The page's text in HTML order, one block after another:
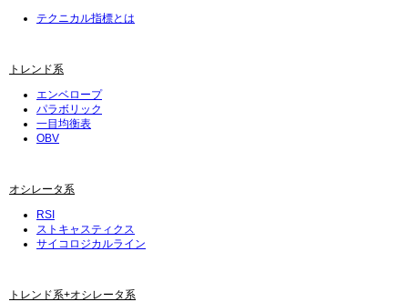
テクニカル指標とは
トレンド系
エンベロープ
パラボリック
一目均衡表
OBV
オシレータ系
RSI
ストキャスティクス
サイコロジカルライン
トレンド系+オシレータ系